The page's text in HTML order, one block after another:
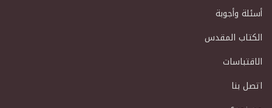
أسئلة وأجوبة
الكتاب المقدس
الاقتباسات
اتصل بنا